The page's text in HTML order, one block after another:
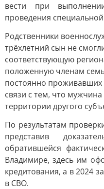
вести при
проведения
Родственники
трёхлетний сын не
соответствующую
положенную членам
постоянно проживавших
связи с тем, что
территории другого
По результатам
представив
обратившейся
Владимире, здесь им
кредитования, а в 2024
в СВО.